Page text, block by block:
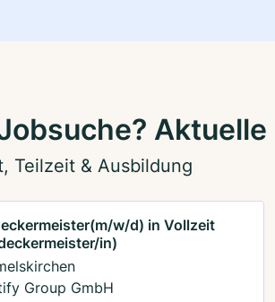
Aktuelle
Teilzeit & Ausbildung
w/d) in Vollzeit
in)
Group GmbH